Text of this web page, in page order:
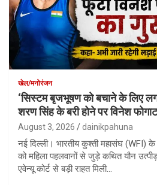
खेल/मनोरंजन
‘सिस्टम बृजभूषण को बचाने के लिए
शरण सिंह के बरी होने पर विनेश
August 3, 2026 dainikpahuna
नई दिल्ली। भारतीय कुश्ती महासंघ (WFI)
को महिला पहलवानों से जुड़े कथित यौन
एवेन्यू कोर्ट से बड़ी राहत मिली…